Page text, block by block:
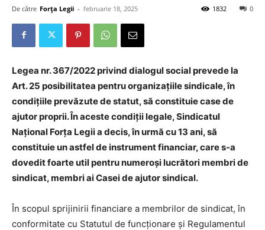
De către Forța Legii - februarie 18, 2025 0
1832
Legea nr. 367/2022 privind dialogul social prevede la
Art. 25 posibilitatea pentru organizaţiile sindicale, în
condiţiile prevăzute de statut, să constituie case de
ajutor proprii. În aceste condiții legale, Sindicatul
Național Forța Legii a decis, în urmă cu 13 ani, să
constituie un astfel de instrument financiar, care s-a
dovedit foarte util pentru numeroși lucrători membri de
sindicat, membri ai Casei de ajutor sindical.
În scopul sprijinirii financiare a membrilor de sindicat, în
conformitate cu Statutul de funcţionare şi Regulamentul